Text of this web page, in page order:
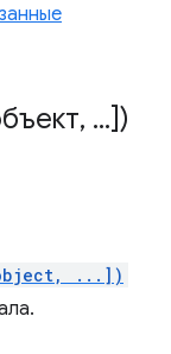
, ...])
...])